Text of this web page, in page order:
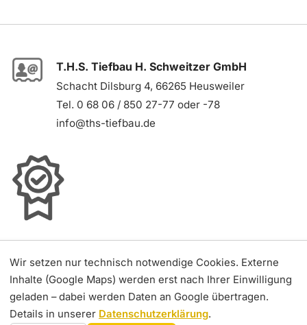
T.H.S. Tiefbau H. Schweitzer GmbH
Schacht Dilsburg 4, 66265 Heusweiler
Tel. 0 68 06 / 850 27-77 oder -78
info@ths-tiefbau.de
Datenschutz
Wir setzen nur technisch notwendige Cookies. Externe
Inhalte (Google Maps) werden erst nach Ihrer Einwilligung
geladen – dabei werden Daten an Google übertragen.
Details in unserer Datenschutzerklärung.